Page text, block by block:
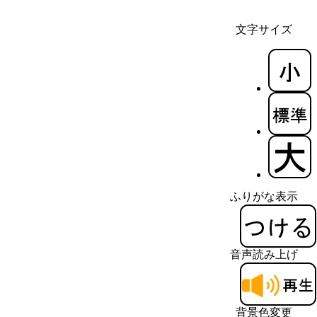
文字サイズ
ふりがな表示
音声読み上げ
背景色変更